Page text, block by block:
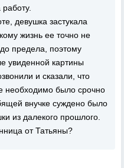
девушка застукала
жизнь ее точно не
предела, поэтому
увиденной картины
и сказали, что
необходимо было срочно
внучке суждено было
из далекого прошлого.
от Татьяны?